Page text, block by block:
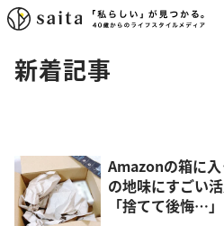
新着記事
Amazonの箱に入
の地味にすごい
「捨てて後悔…」